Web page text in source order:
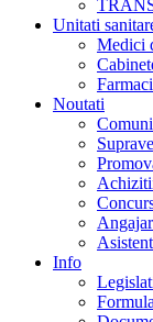
Unitati
Medici
Noutati
Info